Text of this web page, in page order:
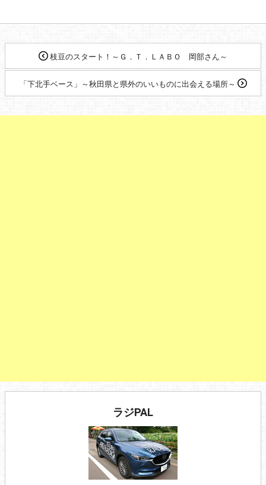
枝豆のスタート！～Ｇ．Ｔ．ＬＡＢＯ 岡部さん～
「下北手ベース」～秋田県と県外のいいものに出会える場所～
ラジPAL